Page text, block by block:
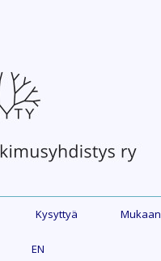
Kysyttyä Mukaan
EN